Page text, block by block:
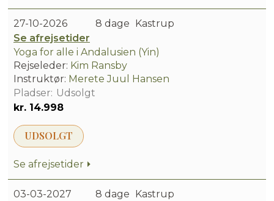
27-10-2026
Se afrejsetider
8 dage Kastrup
Yoga for alle i Andalusien (Yin)
Rejseleder: Kim Ransby
Instruktør: Merete Juul Hansen
Udsolgt
kr. 14.998
UDSOLGT
Se afrejsetider
03-03-2027
8 dage Kastrup